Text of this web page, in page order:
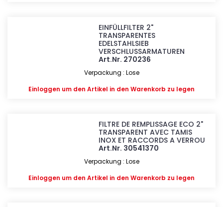
EINFÜLLFILTER 2"
TRANSPARENTES
EDELSTAHLSIEB
VERSCHLUSSARMATUREN
Art.Nr. 270236
Verpackung : Lose
Einloggen um den Artikel in den Warenkorb zu legen
FILTRE DE REMPLISSAGE ECO 2"
TRANSPARENT AVEC TAMIS
INOX ET RACCORDS A VERROU
Art.Nr. 30541370
Verpackung : Lose
Einloggen um den Artikel in den Warenkorb zu legen